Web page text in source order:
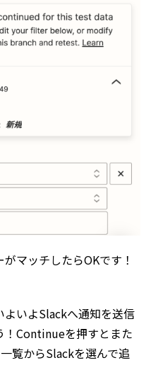
マッチしたらOKです！
よいよSlackへ通知を送信
！Continueを押すとまた
覧からSlackを選んで追